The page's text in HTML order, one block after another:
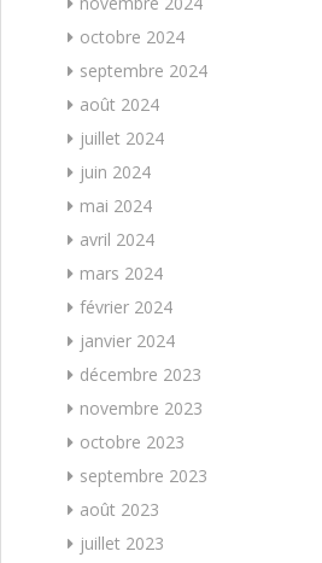
octobre 2024
septembre 2024
août 2024
juillet 2024
juin 2024
mai 2024
avril 2024
mars 2024
février 2024
janvier 2024
décembre 2023
novembre 2023
octobre 2023
septembre 2023
août 2023
juillet 2023